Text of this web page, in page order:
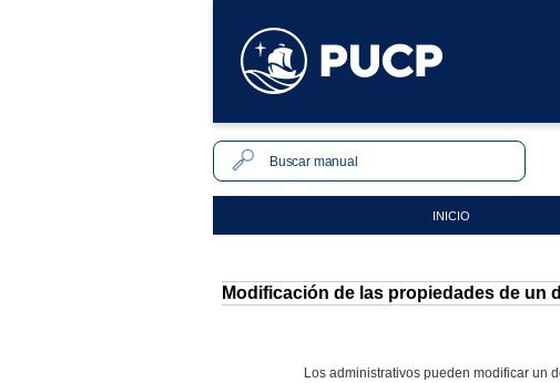
INICIO
Modificación de las propiedades de un
Los administrativos pueden modificar un